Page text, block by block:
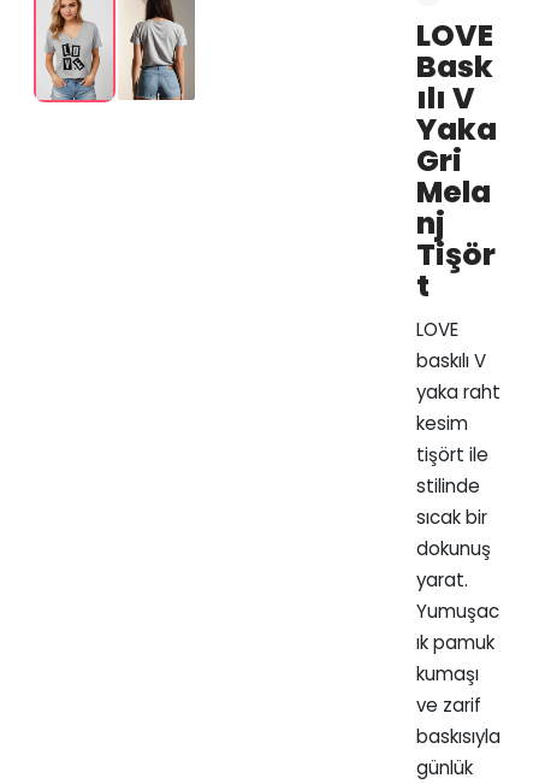
LOVE
Bask
ılı V
Yaka
Gri
Mela
nj
Tişör
t
LOVE
baskılı V
yaka raht
kesim
tişört ile
stilinde
sıcak bir
dokunuş
yarat.
Yumuşac
ık pamuk
kumaşı
ve zarif
baskısıyla
günlük